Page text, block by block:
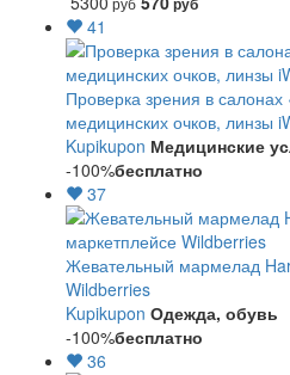
руб
41
Проверка зрения в салонах
медицинских очков, линзы
Kupikupon Медицинские
-100%бесплатно
37
Жевательный мармелад
Wildberries
Kupikupon Одежда, обувь
-100%бесплатно
36